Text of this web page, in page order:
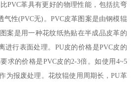
PVC革具有更好的物理性能，包括抗弯
气性(PVC无)。PVC皮革图案是由钢模辊
案是用一种花纹纸热贴在半成品皮革的
进行表面处理。PU皮的价格是PVC皮的
求的价格是PVC皮的2-3倍。如使用4~5
为报废处理。花纹辊使用周期长，PU革